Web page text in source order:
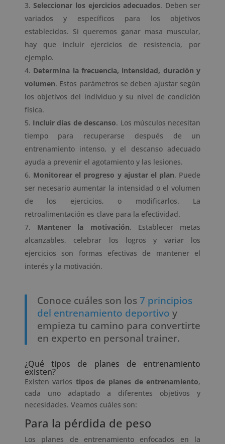
Seleccionar los ejercicios adecuados. Deben ser
variados y específicos para los objetivos
establecidos. Si queremos ganar masa muscular,
hay que incluir ejercicios de resistencia, por
ejemplo.
Determina la frecuencia, intensidad, duración y
volumen. Estos parámetros se deben ajustar según
los objetivos del individuo y su nivel de condición
física.
Incluir días de descanso. Los músculos necesitan
tiempo para recuperarse después de un
entrenamiento intenso, y el descanso adecuado
ayuda a prevenir el agotamiento y las lesiones.
Monitorear el progreso y ajustar el plan. Puede
ser necesario aumentar la intensidad o el volumen
de los ejercicios, o modificarlos. La
retroalimentación es clave para la efectividad.
Mantener la motivación. Establecer metas
alcanzables, celebrar los logros y variar los
ejercicios son formas efectivas de mantener el
interés y la motivación.
Conoce cuáles son los 7 principios
del entrenamiento deportivo y
empieza tu camino para convertirte
en experto en personal trainer.
¿Qué tipos de planes de entrenamiento
existen?
Existen varios tipos de planes de entrenamiento,
cada uno adaptado a diferentes objetivos y
necesidades. Veamos cuáles son:
Para la pérdida de peso
Los planes de entrenamiento enfocados en la